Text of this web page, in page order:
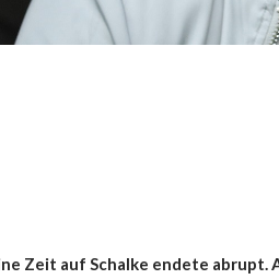
Zeit auf Schalke endete abrupt.